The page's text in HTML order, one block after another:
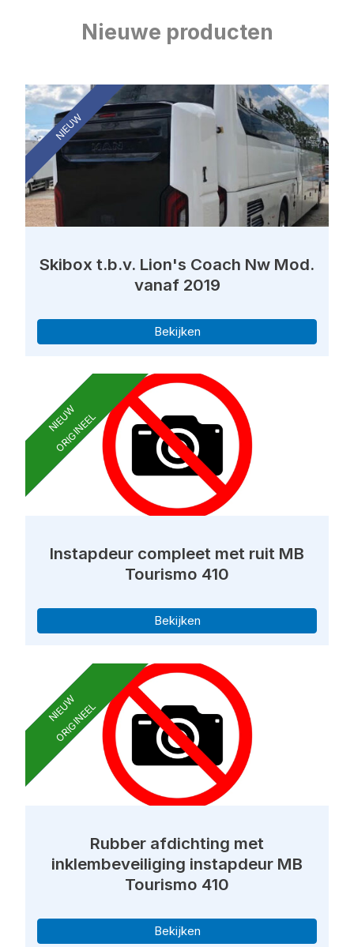
Nieuwe producten
NIEUW
Skibox t.b.v. Lion's Coach Nw Mod.
vanaf 2019
Bekijken
NIEUW
ORIGINEEL
Instapdeur compleet met ruit MB
Tourismo 410
Bekijken
NIEUW
ORIGINEEL
Rubber afdichting met
inklembeveiliging instapdeur MB
Tourismo 410
Bekijken